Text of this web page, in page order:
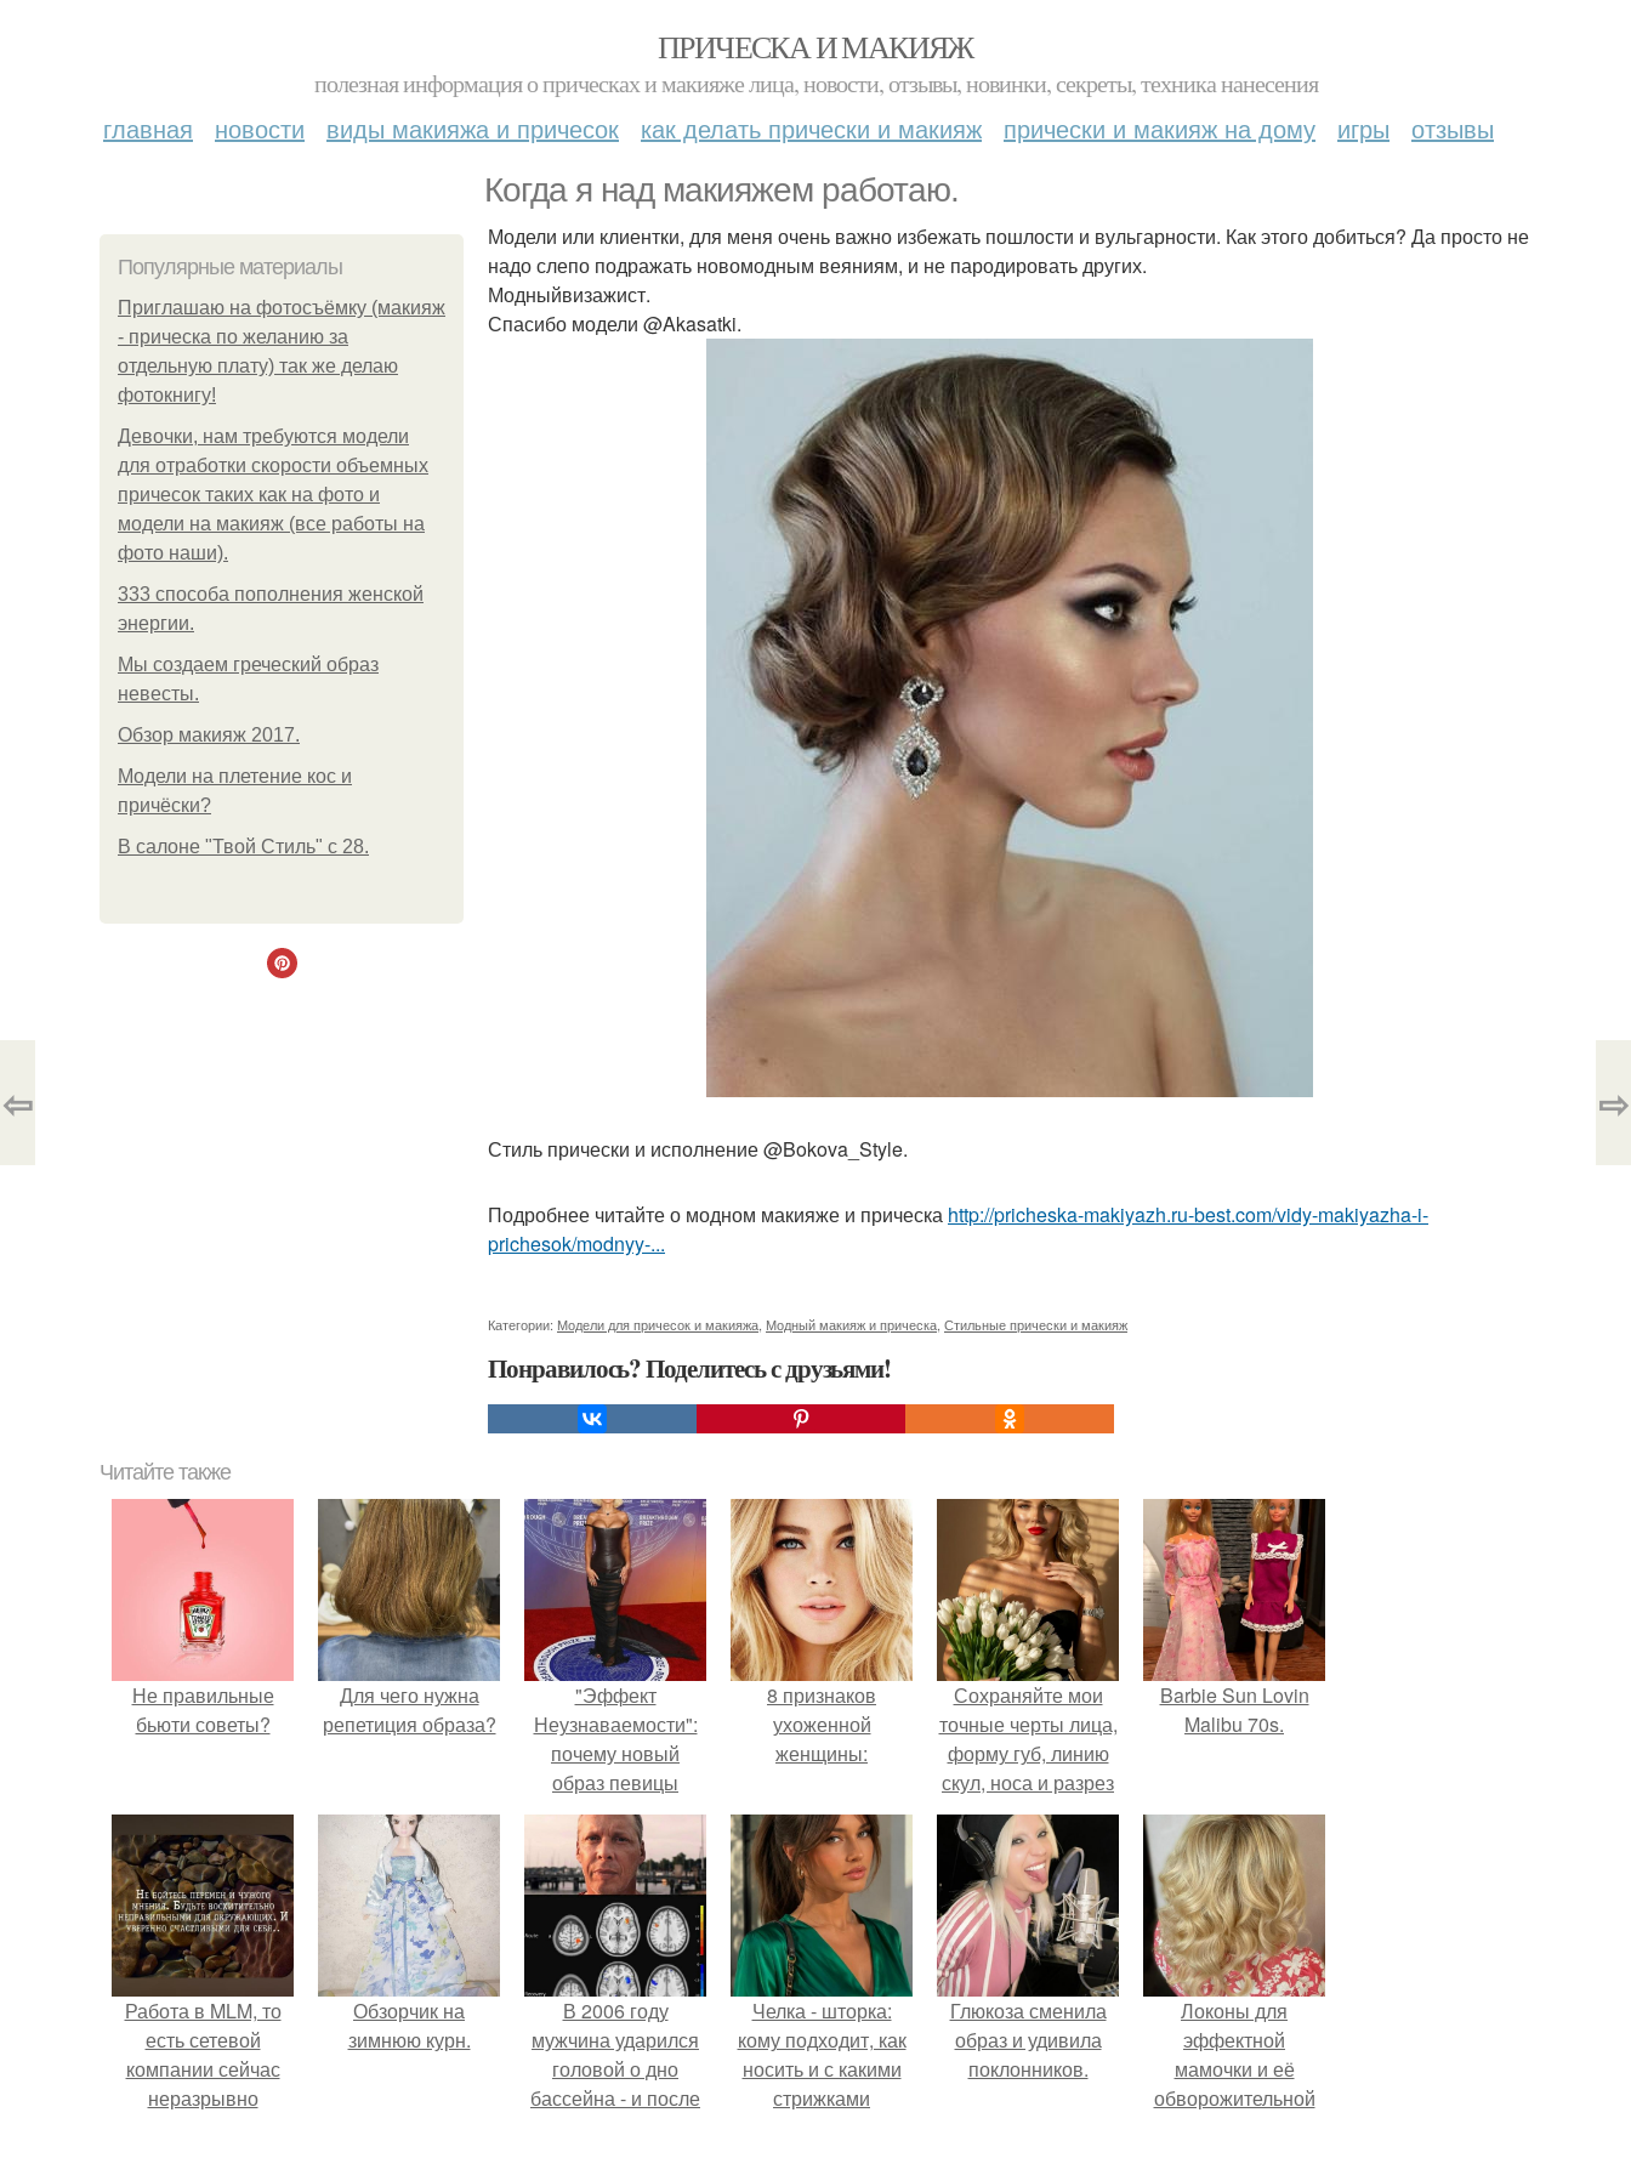
ПРИЧЕСКА И МАКИЯЖ
полезная информация о прическах и макияже лица, новости, отзывы, новинки, секреты, техника нанесения
главная новости виды макияжа и причесок как делать прически и макияж прически и макияж на дому игры отзывы
Когда я над макияжем работаю.
Популярные материалы
Приглашаю на фотосъёмку (макияж
- прическа по желанию за
отдельную плату) так же делаю
фотокнигу!
Девочки, нам требуются модели
для отработки скорости объемных
причесок таких как на фото и
модели на макияж (все работы на
фото наши).
333 способа пополнения женской
энергии.
Мы создаем греческий образ
невесты.
Обзор макияж 2017.
Модели на плетение кос и
причёски?
В салоне "Твой Стиль" с 28.
Модели или клиентки, для меня очень важно избежать пошлости и вульгарности. Как этого добиться? Да просто не
надо слепо подражать новомодным веяниям, и не пародировать других.
Модныйвизажист.
Спасибо модели @Akasatki.
Стиль прически и исполнение @Bokova_Style.
Подробнее читайте о модном макияже и прическа http://pricheska-makiyazh.ru-best.com/vidy-makiyazha-i-
prichesok/modnyy-...
Категории: Модели для причесок и макияжа Модный макияж и прическа Стильные прически и макияж
Понравилось? Поделитесь с друзьями!
⇦ ⇨
Читайте также
Не правильные
бьюти советы?
Для чего нужна
репетиция образа?
"Эффект
Неузнаваемости":
почему новый
образ певицы
вызвал споры о
гранях
возможного?
8 признаков
ухоженной
женщины:
Сохраняйте мои
точные черты лица,
форму губ, линию
скул, носа и разрез
глаз.
Barbie Sun Lovin
Malibu 70s.
Работа в MLM, то
есть сетевой
компании сейчас
неразрывно
Обзорчик на
зимнюю курн.
В 2006 году
мужчина ударился
головой о дно
бассейна - и после
Челка - шторка:
кому подходит, как
носить и с какими
стрижками
Глюкоза сменила
образ и удивила
поклонников.
Локоны для
эффектной
мамочки и её
обворожительной